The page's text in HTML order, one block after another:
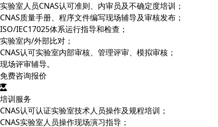
实验室人员CNAS认可准则、内审员及不确定度培训；
CNAS质量手册、程序文件编写现场辅导及审核发布；
ISO/IEC17025体系运行指导和检查；
实验室内/外部比对；
CNAS认可实验室内部审核、管理评审、模拟审核；
现场评审辅导。
免费咨询报价
培训服务
CNAS认可认证实验室技术人员操作及规程培训；
CNAS实验室人员操作现场演习指导；